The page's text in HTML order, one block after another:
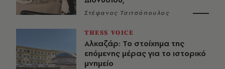
Στέφανος Τσιτσόπουλος
THESS VOICE
Αλκαζάρ: Το στοίχημα της
επόμενης μέρας για το ιστορικό
μνημείο